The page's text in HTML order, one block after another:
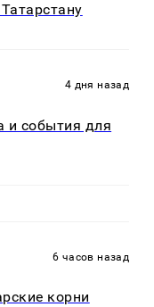
4 дня назад
и события для
6 часов назад
корни